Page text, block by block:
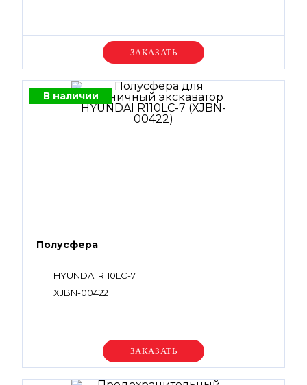
Уточняйте цену
В наличии
Полусфера
HYUNDAI R110LC-7
XJBN-00422
Уточняйте цену